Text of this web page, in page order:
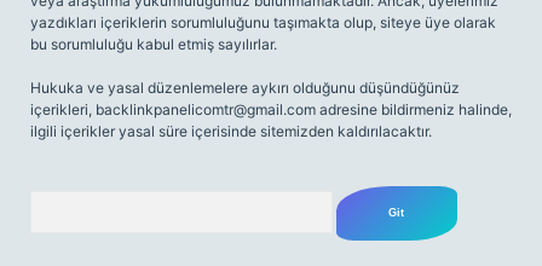
yazdıkları içeriklerin sorumluluğunu taşımakta olup, siteye üye olarak
bu sorumluluğu kabul etmiş sayılırlar.
Hukuka ve yasal düzenlemelere aykırı olduğunu düşündüğünüz
içerikleri, backlinkpanelicomtr@gmail.com adresine bildirmeniz halinde,
ilgili içerikler yasal süre içerisinde sitemizden kaldırılacaktır.